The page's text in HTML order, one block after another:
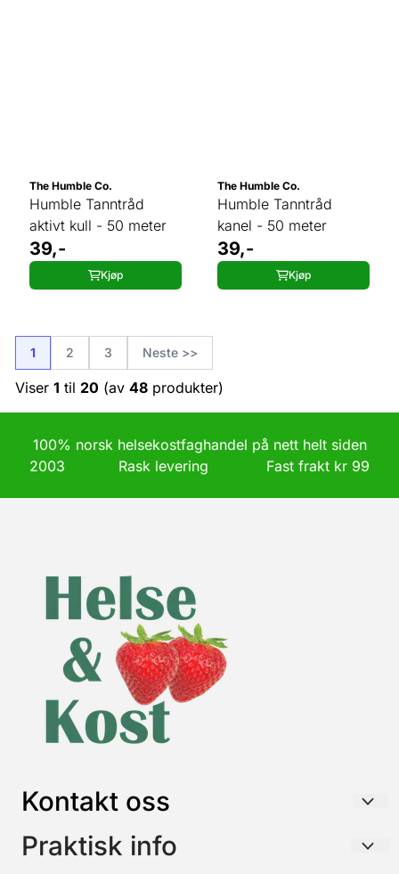
The Humble Co.
Humble Tanntråd
aktivt kull - 50 meter
39,-
Kjøp
The Humble Co.
Humble Tanntråd
kanel - 50 meter
39,-
Kjøp
1 2 3 Neste >>
Viser 1 til 20 (av 48produkter)
100% norsk helsekostfaghandel på nett helt siden
2003 Rask levering Fast frakt kr 99
Kontakt oss
HELSE & KOST AS
Praktisk info